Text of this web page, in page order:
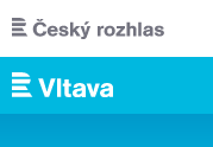
Přejít k hlavnímu obsahu